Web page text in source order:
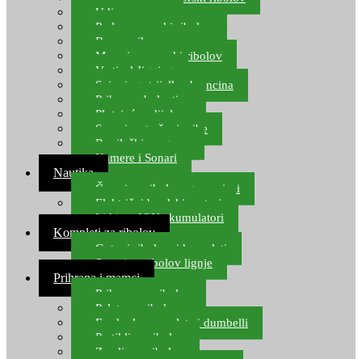
Udice za more
Perle za morski ribolov
Brum prihrana za more
Mamci za morski ribolov
Vertical Jigging
Spinning strijelke, brancina
Pribor za bolentino
Plutajuća odijela
Sonari za traženje ribe
Ronilački program
Kamere i Sonari
Nautika
Čamci za ribolov, gumenjaci
Električni brodski motori
Lithium ION akumulatori
Kompleti za ribolov
Gotovi ribolovni kompleti
Setovi za ribolov lignje
Prihrana i mamci
Prihrana za ribolov
Pelete za ribolov
Feeder lovne pelete i dumbelli
Partikli za ribolov
Zemlja za ribolov